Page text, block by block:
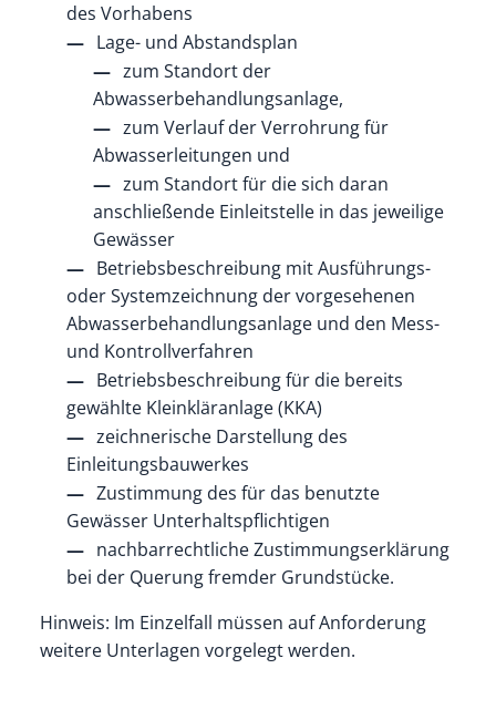
des Vorhabens
Lage- und Abstandsplan
zum Standort der
Abwasserbehandlungsanlage,
zum Verlauf der Verrohrung für
Abwasserleitungen und
zum Standort für die sich daran
anschließende Einleitstelle in das jeweilige
Gewässer
Betriebsbeschreibung mit Ausführungs-
oder Systemzeichnung der vorgesehenen
Abwasserbehandlungsanlage und den Mess-
und Kontrollverfahren
Betriebsbeschreibung für die bereits
gewählte Kleinkläranlage (KKA)
zeichnerische Darstellung des
Einleitungsbauwerkes
Zustimmung des für das benutzte
Gewässer Unterhaltspflichtigen
nachbarrechtliche Zustimmungserklärung
bei der Querung fremder Grundstücke.
Hinweis: Im Einzelfall müssen auf Anforderung
weitere Unterlagen vorgelegt werden.